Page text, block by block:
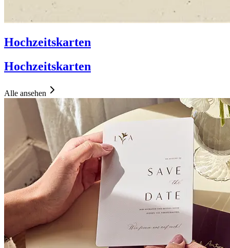
Hochzeitskarten
Hochzeitskarten
Alle ansehen